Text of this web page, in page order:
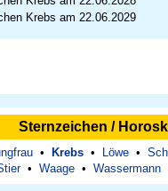
Krebs am 22.06.2029
Sternzeichen /
• Krebs • Löwe •
• Waage • Wassermann